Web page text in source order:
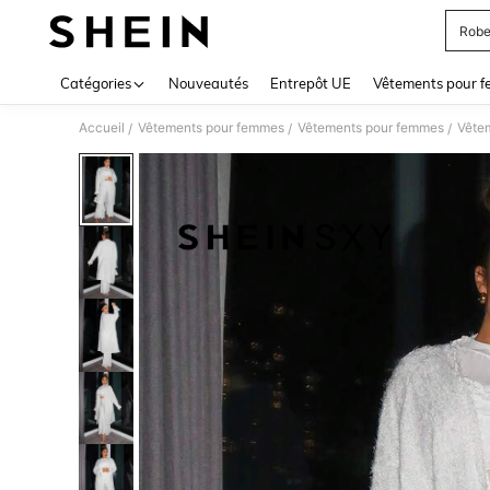
Catégories Nouveautés Entrepôt UE Vêtements pour
Accueil / Vêtements pour femmes / Vêtements pour femmes /